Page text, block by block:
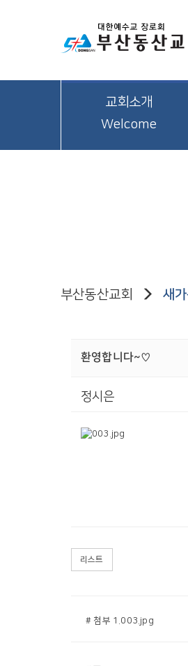
교회소개
Welcome
부산동산교회 새
환영합니다~♡
정시은
리스트
# 첨부 1.003.jpg